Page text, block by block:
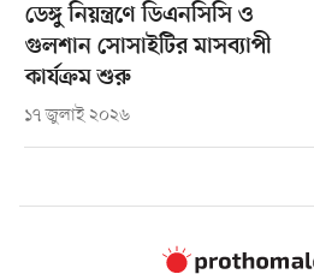
ডেঙ্গু নিয়ন্ত্রণে ডিএনসিসি ও
গুলশান সোসাইটির মাসব্যাপী
কার্যক্রম শুরু
১৭ জুলাই ২০২৬